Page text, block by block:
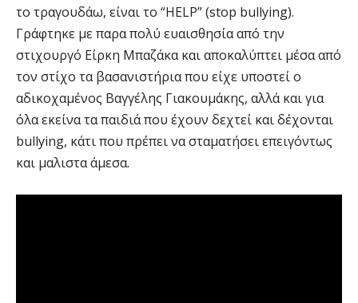
το τραγουδάω, είναι το “HELP” (stop bullying).
Γράφτηκε με παρα πολύ ευαισθησία από την
στιχουργό Είρκη Μπαζάκα και αποκαλύπτει μέσα από
τον στίχο τα βασανιστήρια που είχε υποστεί ο
αδικοχαμένος Βαγγέλης Γιακουμάκης, αλλά και για
όλα εκείνα τα παιδιά που έχουν δεχτεί και δέχονται
bullying, κάτι που πρέπει να σταματήσει επειγόντως
και μαλιστα άμεσα.